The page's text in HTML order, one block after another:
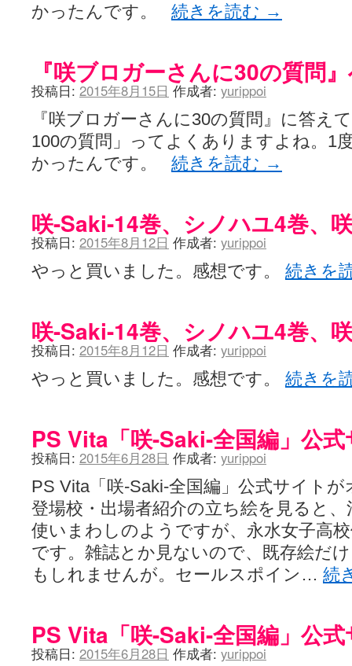
あこしず日和！ - 咲-Saki- / 咲-Saki-阿知賀編Blu-rayBOX 購入
ニワカ王者 / 【アニメ記事】咲-Saki- 立先生のコメントを取り上げる
おもちがなくてもだいじょうぶ / 咲と照の確執【プリン】 (16:10)
咲-Saki-の舞台が特定されたら、行くしかないでしょ / ブログを引っ越
りりーがーる（仮） / 虎姫 カラオケ編っぽい小ネタ
洋榎-youka- / お知らせ (11:19)
おっきするー咲ブログ / side-A VS side-B 野球対決 (10:30)
フリテンリーチで流して / 姫松高校についてのいくらかの考察 (09:03)
オレのぞん / 咲さんのお誕生日です （ギリギリ）
飛鳥の巣 - 咲-Saki- / 咲キャラがギタリストだったら...【風越編】
咲-Saki-麻雀録 / 台風に強そうな咲キャラ
君の友達。 / マイ・フェア・レディ (12:49)
ぽっこぬ / 咲絵ログ2 (15:21)
妄言郷 / 咲-Saki- 第129局「契機」感想
咲-Saki-のてきとう考察 - 咲-Saki- / 記事紹介：書け麻に参加でさっ
白い物置 / 咲-Saki- Best Album ～Anthology～を買いました
らぎこのだらだら日記帳 - 咲 -saki- / 咲アンテナ杯お疲れ様でした(半
考える凡人 / [咲-Saki-]姉帯豊音の能力考察―暦占という仮説―
プンスコ！ 野依日和！ - 咲-Saki- / 小蒔「渚のあわあわダブリィレイ
もれ日和 / 一ちゃんのフィギュアと聞いたので (08:30)
読んだらそのままトイレで流して / 【今週の末原ちゃん】咲-Saki-
世紀末麻雀ブログ-じゃんキチ！ / 【咲-saki-】穏乃の良さを俺が「あ
すばらな人生 / 全国編終了！ ところで、すばら先輩はどれくらい出
ハッちゃんの四喜和 - 咲-Saki- / 咲-Saki-全国編 第13話 最終回かぁ
音楽と、人生と、 咲-saki-と。 - 咲-Saki- / こっそり休止、こっそり
ぐりーん哩 - 咲-Saki- / ネリー「ネリーはお金が要るの」 (15:00)
花鳥風月 - 咲-Saki- / やえたんイェイ～ (06:09)
電波天文学 - 咲-Saki- / BOOTH (15:19)
Powered by livedoor 相互RSS
かったんです。 続きを読む →
『咲ブロガーさんに30の質問
投稿日: 2015年8月15日 作成者: yurippoi
『咲ブロガーさんに30の質問』に答え
100の質問」ってよくありますよね。1
かったんです。 続きを読む →
咲-Saki-14巻、シノハユ4巻、
投稿日: 2015年8月12日 作成者: yurippoi
やっと買いました。感想です。 続きを
咲-Saki-14巻、シノハユ4巻、
投稿日: 2015年8月12日 作成者: yurippoi
やっと買いました。感想です。 続きを
PS Vita「咲-Saki-全国編」公
投稿日: 2015年6月28日 作成者: yurippoi
PS Vita「咲-Saki-全国編」公式サイト
登場校・出場者紹介の立ち絵を見ると
使いまわしのようですが、永水女子高
です。雑誌とか見ないので、既存絵だ
もしれませんが。セールスポイン… 続
PS Vita「咲-Saki-全国編」公
投稿日: 2015年6月28日 作成者: yurippoi